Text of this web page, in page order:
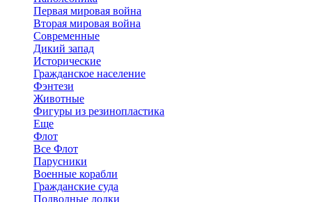
Первая мировая война
Вторая мировая война
Современные
Дикий запад
Исторические
Гражданское население
Фэнтези
Животные
Фигуры из резинопластика
Еще
Флот
Все Флот
Парусники
Военные корабли
Гражданские суда
Подводные лодки